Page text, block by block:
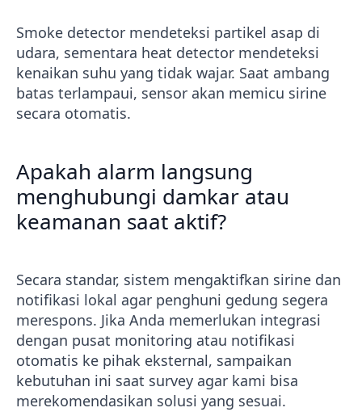
Smoke detector mendeteksi partikel asap di
udara, sementara heat detector mendeteksi
kenaikan suhu yang tidak wajar. Saat ambang
batas terlampaui, sensor akan memicu sirine
secara otomatis.
Apakah alarm langsung
menghubungi damkar atau
keamanan saat aktif?
Secara standar, sistem mengaktifkan sirine dan
notifikasi lokal agar penghuni gedung segera
merespons. Jika Anda memerlukan integrasi
dengan pusat monitoring atau notifikasi
otomatis ke pihak eksternal, sampaikan
kebutuhan ini saat survey agar kami bisa
merekomendasikan solusi yang sesuai.